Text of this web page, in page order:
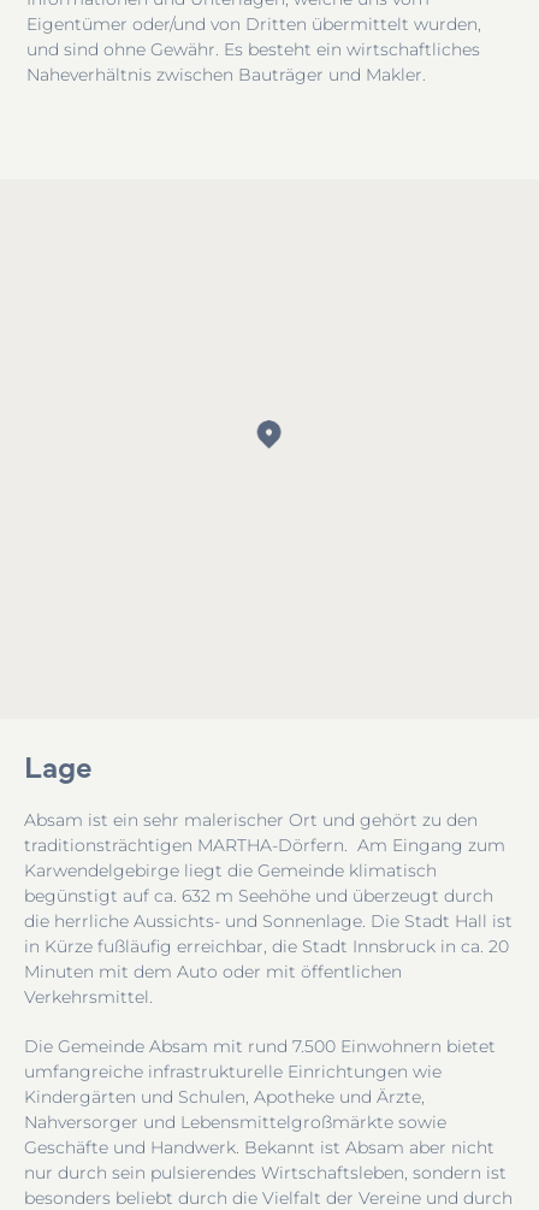
Eigentümer oder/und von Dritten übermittelt wurden,
und sind ohne Gewähr. Es besteht ein wirtschaftliches
Naheverhältnis zwischen Bauträger und Makler.
Lage
Absam ist ein sehr malerischer Ort und gehört zu den
traditionsträchtigen MARTHA-Dörfern. Am Eingang zum
Karwendelgebirge liegt die Gemeinde klimatisch
begünstigt auf ca. 632 m Seehöhe und überzeugt durch
die herrliche Aussichts- und Sonnenlage. Die Stadt Hall ist
in Kürze fußläufig erreichbar, die Stadt Innsbruck in ca. 20
Minuten mit dem Auto oder mit öffentlichen
Verkehrsmittel.
Die Gemeinde Absam mit rund 7.500 Einwohnern bietet
umfangreiche infrastrukturelle Einrichtungen wie
Kindergärten und Schulen, Apotheke und Ärzte,
Nahversorger und Lebensmittelgroßmärkte sowie
Geschäfte und Handwerk. Bekannt ist Absam aber nicht
nur durch sein pulsierendes Wirtschaftsleben, sondern ist
besonders beliebt durch die Vielfalt der Vereine und durch